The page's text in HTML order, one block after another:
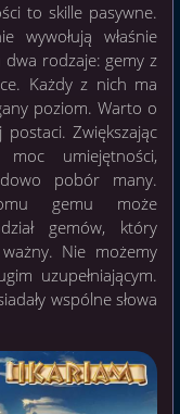
to skille pasywne.
właśnie
rodzaje: gemy z
Każdy z nich ma
poziom. Warto o
Zwiększając
umiejętności,
pobór many.
gemu może
gemów, który
Nie możemy
uzupełniającym.
wspólne słowa